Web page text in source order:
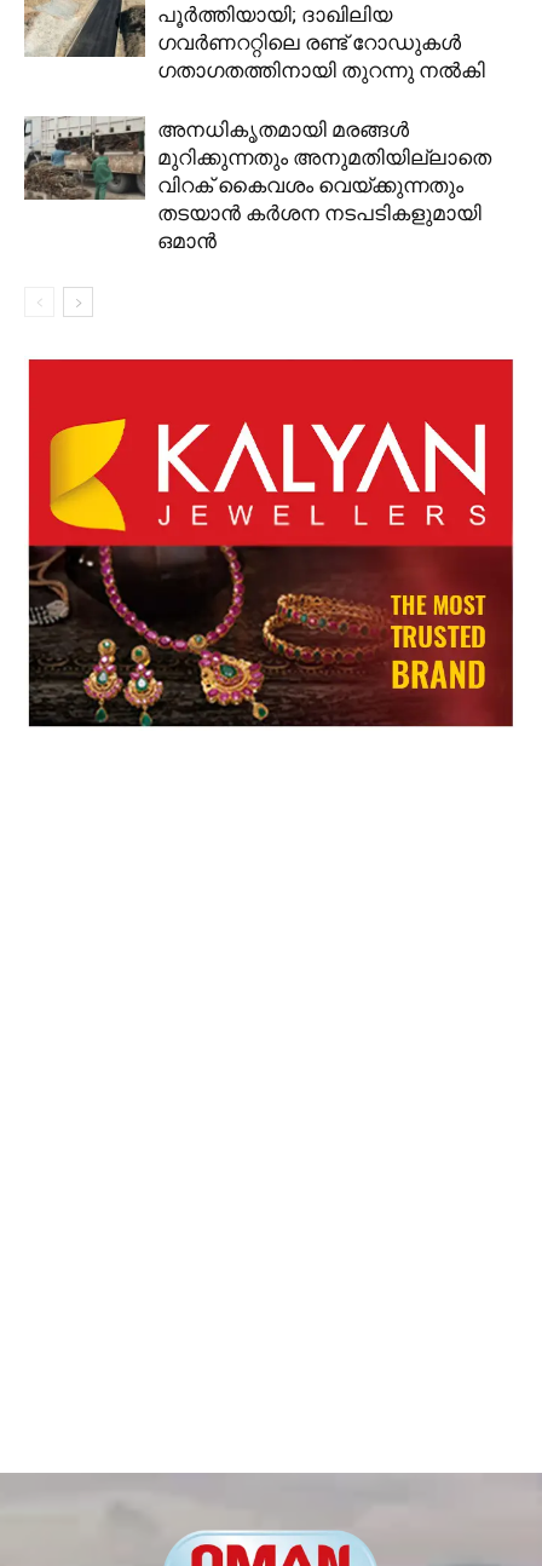
പൂർത്തിയായി; ദാഖിലിയ
ഗവർണററ്റിലെ രണ്ട് റോഡുകൾ
ഗതാഗതത്തിനായി തുറന്നു നൽകി
അനധികൃതമായി മരങ്ങൾ
മുറിക്കുന്നതും അനുമതിയില്ലാതെ
വിറക് കൈവശം വെയ്ക്കുന്നതും
തടയാൻ കർശന നടപടികളുമായി
ഒമാൻ